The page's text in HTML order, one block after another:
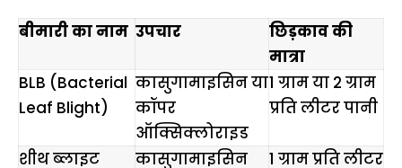
बीमारी का नाम उपचार
छिड़काव की
मात्रा
BLB (Bacterial
Leaf Blight)
कासुगामाइसिन या
कॉपर
ऑक्सिक्लोराइड
1 ग्राम या 2 ग्राम
प्रति लीटर पानी
शीथ ब्लाइट
कासुगामाइसिन
1 ग्राम प्रति लीटर